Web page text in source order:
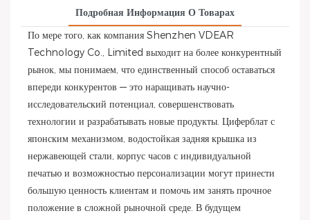
Подробная Информация О Товарах
По мере того, как компания Shenzhen VDEAR
Technology Co., Limited выходит на более конкурентный
рынок, мы понимаем, что единственный способ оставаться
впереди конкурентов — это наращивать научно-
исследовательский потенциал, совершенствовать
технологии и разрабатывать новые продукты. Циферблат с
японским механизмом, водостойкая задняя крышка из
нержавеющей стали, корпус часов с индивидуальной
печатью и возможностью персонализации могут принести
большую ценность клиентам и помочь им занять прочное
положение в сложной рыночной среде. В будущем